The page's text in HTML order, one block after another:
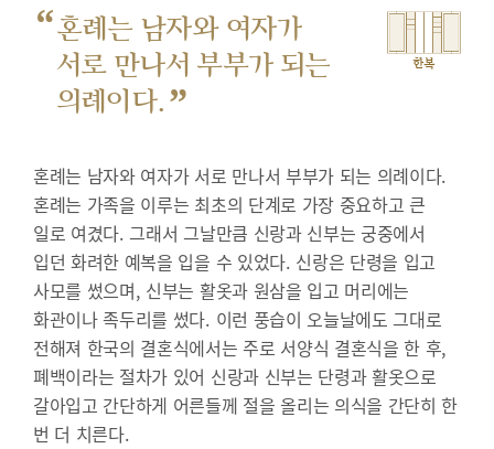
“혼례는 남자와 여자가
서로 만나서 부부가 되는
의례이다. ”
한복
혼례는 남자와 여자가 서로 만나서 부부가 되는 의례이다.
혼례는 가족을 이루는 최초의 단계로 가장 중요하고 큰
일로 여겼다. 그래서 그날만큼 신랑과 신부는 궁중에서
입던 화려한 예복을 입을 수 있었다. 신랑은 단령을 입고
사모를 썼으며, 신부는 활옷과 원삼을 입고 머리에는
화관이나 족두리를 썼다. 이런 풍습이 오늘날에도 그대로
전해져 한국의 결혼식에서는 주로 서양식 결혼식을 한 후,
폐백이라는 절차가 있어 신랑과 신부는 단령과 활옷으로
갈아입고 간단하게 어른들께 절을 올리는 의식을 간단히 한
번 더 치른다.